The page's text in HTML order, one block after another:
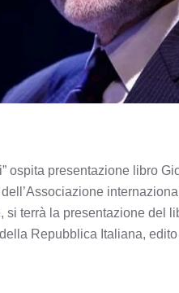
ospita presentazione libro
si terrà la presentazione del
Repubblica Italiana,